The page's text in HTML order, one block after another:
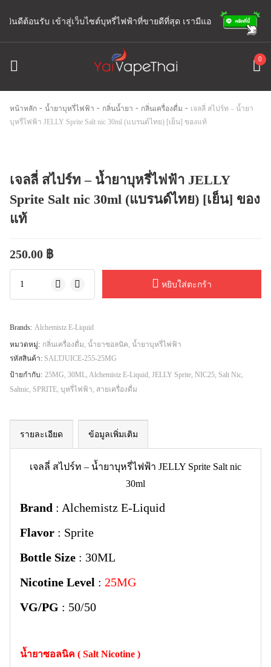
นดีต้อนรับ เข้าสู่เว็บไซต์บุหรี่ไฟฟ้าที่ขายดีที่สุด เรามีแอดมินพร้อมให้บริก
0
หน้าหลัก - น้ำยาบุหรี่ไฟฟ้า - กลิ่นน้ำยา - กลิ่นเครื่องดื่ม - เจลลี่ สไปร์ท – น้ำยา
บุหรี่ไฟฟ้า JELLY Sprite Salt nic 30ml (แบรนด์ไทย) [เย็น] ของแท้
เจลลี่ สไปร์ท – น้ำยาบุหรี่ไฟฟ้า JELLY
Sprite Salt nic 30ml (แบรนด์ไทย) [เย็น] ของ
แท้
250.00 ฿
หยิบใส่ตะกร้า
Brands: Alchemistz E-Liquid
หมวดหมู่: กลิ่นเครื่องดื่ม น้ำยาซอลนิค น้ำยาบุหรี่ไฟฟ้า
รหัสสินค้า: SALTJUICE-255-25MG
ป้ายกำกับ: 25MG 30ML Alchemistz E-Liquid JELLY Sprite NIC25 Salt Nic
Saltnic SPRITE บุหรี่ไฟฟ้า สายเครื่องดื่ม
รายละเอียด ข้อมูลเพิ่มเติม
เจลลี่ สไปร์ท – น้ำยาบุหรี่ไฟฟ้า JELLY Sprite Salt nic
30ml
Brand : Alchemistz E-Liquid
Flavor : Sprite
Bottle Size : 30ML
Nicotine Level : 25MG
VG/PG : 50/50
น้ำยาซอลนิค ( Salt Nicotine )